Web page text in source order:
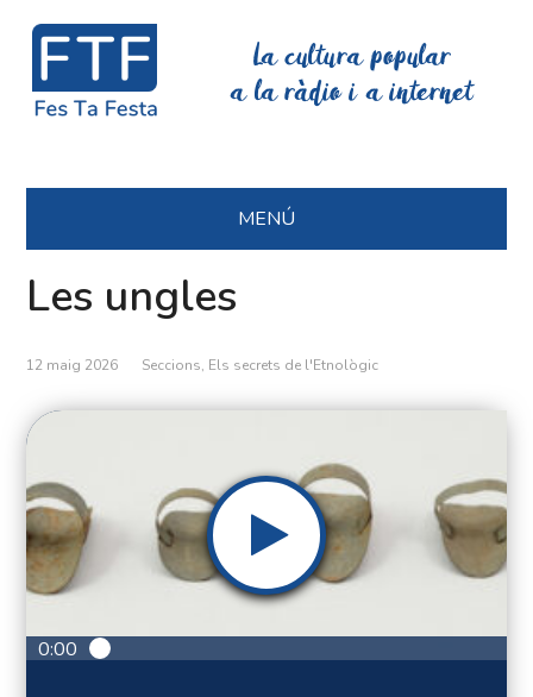
La cultura popular
a la ràdio i a internet
MENÚ
Les ungles
12 maig 2026 Seccions, Els secrets de l'Etnològic
0:00